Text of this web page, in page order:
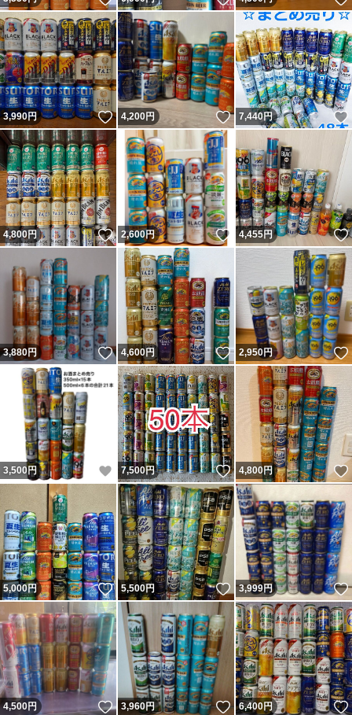
3,990円 いいね！
4,200円 いいね！
7,440円
4,800円 いいね！
2,600円 いいね！
4,455円
3,880円 いいね！
4,600円 いいね！
2,950円
3,500円 いいね！
7,500円 いいね！
4,800円
5,000円 いいね！
5,500円 いいね！
3,999円
4,500円 いいね！
3,960円 いいね！
6,400円